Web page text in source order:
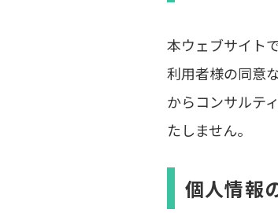
本ウェブサイト
利用者様の同意
からコンサルテ
たしません。
個人情報